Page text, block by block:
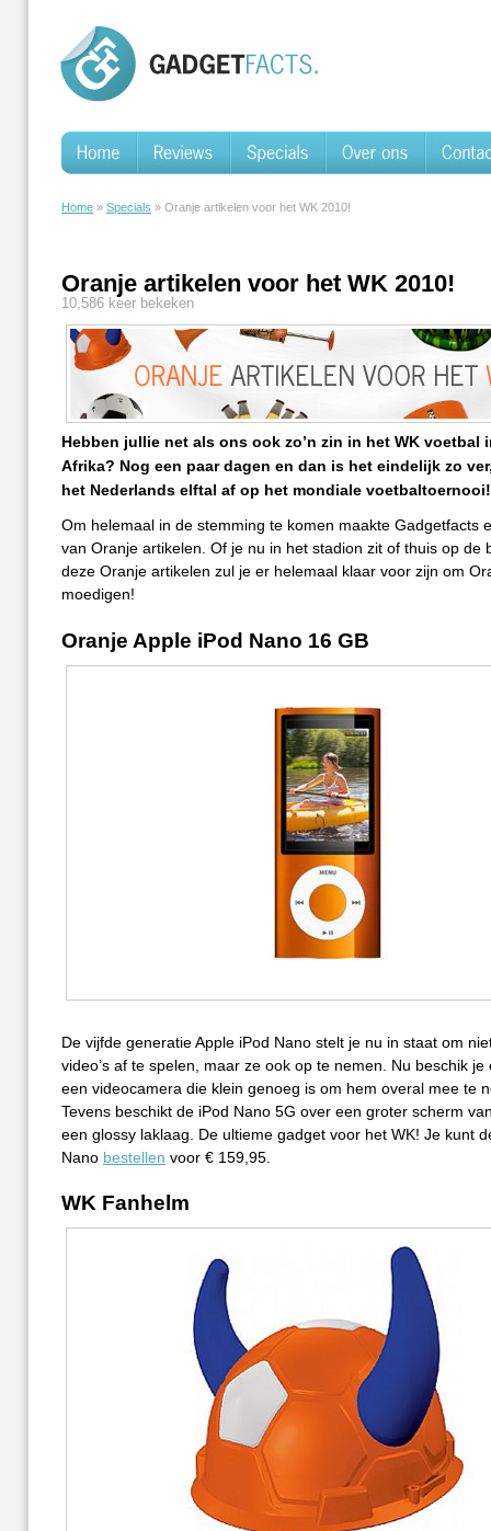
Home » Specials » Oranje artikelen voor het WK 2010!
Oranje artikelen voor het WK 2010!
10,586 keer bekeken
Hebben jullie net als ons ook zo’n zin in het WK voetbal
Afrika? Nog een paar dagen en dan is het eindelijk zo
het Nederlands elftal af op het mondiale voetbaltoernooi!
Om helemaal in de stemming te komen maakte Gadgetfacts
van Oranje artikelen. Of je nu in het stadion zit of thuis op de
deze Oranje artikelen zul je er helemaal klaar voor zijn om
moedigen!
Oranje Apple iPod Nano 16 GB
De vijfde generatie Apple iPod Nano stelt je nu in staat om
video’s af te spelen, maar ze ook op te nemen. Nu beschik je
een videocamera die klein genoeg is om hem overal mee te
Tevens beschikt de iPod Nano 5G over een groter scherm
een glossy laklaag. De ultieme gadget voor het WK! Je kunt
Nano bestellen voor € 159,95.
WK Fanhelm